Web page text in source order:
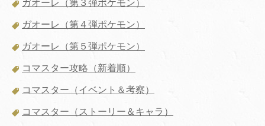
ガオーレ（第３弾ポケモン）
ガオーレ（第４弾ポケモン）
ガオーレ（第５弾ポケモン）
コマスター攻略（新着順）
コマスター（イベント＆考察）
コマスター（ストーリー＆キャラ）